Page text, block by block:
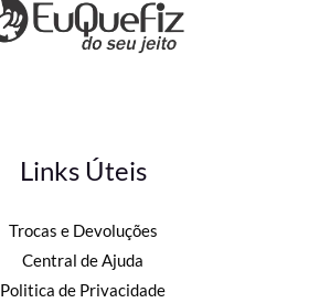
Links Úteis
Trocas e Devoluções
Central de Ajuda
Politica de Privacidade